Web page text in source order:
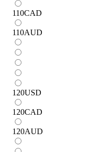
110CAD
110AUD
120USD
120CAD
120AUD